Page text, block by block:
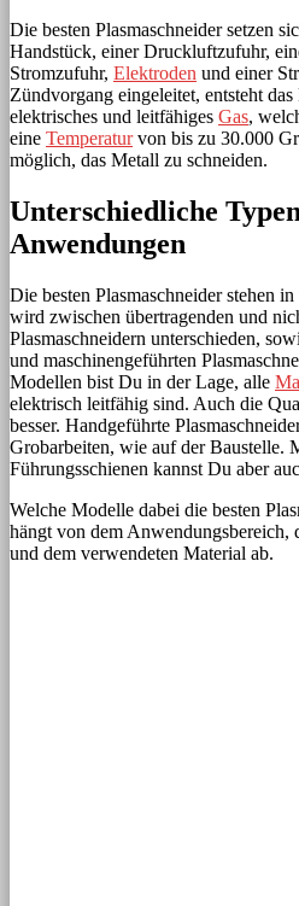
Die besten Plasmaschneider setzen
Handstück, einer Druckluftzufuhr,
Stromzufuhr, Elektroden und einer
Zündvorgang eingeleitet, entsteht das
elektrisches und leitfähiges Gas,
eine Temperaturvon bis zu 30.000
möglich, das Metall zu schneiden.
Unterschiedliche
Anwendungen
Die besten Plasmaschneider stehen
wird zwischen übertragenden und
Plasmaschneidern unterschieden,
und maschinengeführten
Modellen bist Du in der Lage, alle
elektrisch leitfähig sind. Auch die
besser. Handgeführte
Grobarbeiten, wie auf der Baustelle.
Führungsschienen kannst Du aber
Welche Modelle dabei die besten
hängt von dem Anwendungsbereich,
und dem verwendeten Material ab.